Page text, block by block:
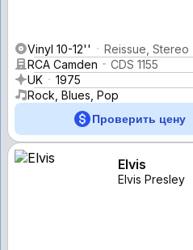
Vinyl 10-12''
Reissue, Stereo
RCA Camden
CDS 1155
UK
1975
Rock, Blues, Pop
Проверить цену
Elvis
Elvis Presley